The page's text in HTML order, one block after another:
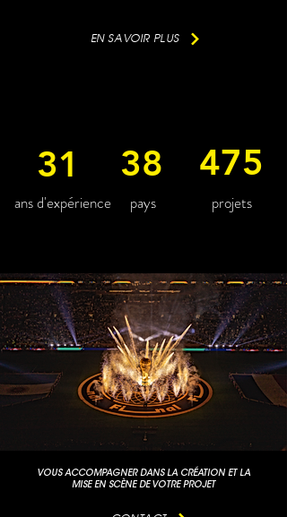
EN SAVOIR PLUS
31 475
38
ans d'expérience pays projets
VOUS ACCOMPAGNER DANS LA CRÉATION ET LA
MISE EN SCÈNE DE VOTRE PROJET